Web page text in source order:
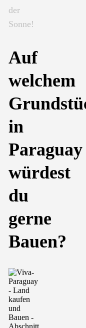
der
Sonne!
Auf
welchem
in
Paraguay
würdest
du
gerne
Bauen?